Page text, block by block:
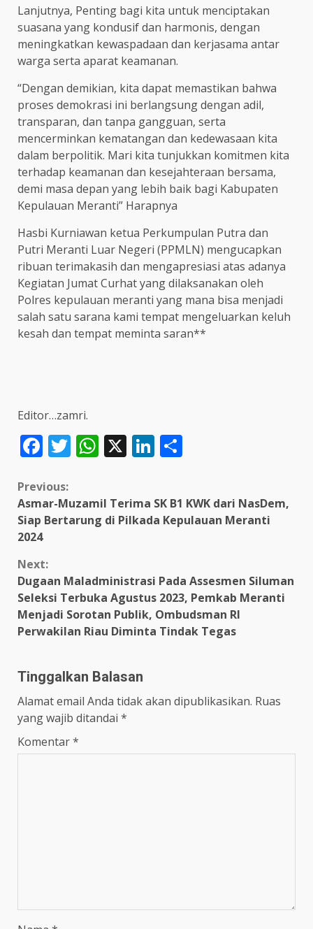
Lanjutnya, Penting bagi kita untuk menciptakan
suasana yang kondusif dan harmonis, dengan
meningkatkan kewaspadaan dan kerjasama antar
warga serta aparat keamanan.
“Dengan demikian, kita dapat memastikan bahwa
proses demokrasi ini berlangsung dengan adil,
transparan, dan tanpa gangguan, serta
mencerminkan kematangan dan kedewasaan kita
dalam berpolitik. Mari kita tunjukkan komitmen kita
terhadap keamanan dan kesejahteraan bersama,
demi masa depan yang lebih baik bagi Kabupaten
Kepulauan Meranti” Harapnya
Hasbi Kurniawan ketua Perkumpulan Putra dan
Putri Meranti Luar Negeri (PPMLN) mengucapkan
ribuan terimakasih dan mengapresiasi atas adanya
Kegiatan Jumat Curhat yang dilaksanakan oleh
Polres kepulauan meranti yang mana bisa menjadi
salah satu sarana kami tempat mengeluarkan keluh
kesah dan tempat meminta saran**
Editor…zamri.
Facebook
Twitter
WhatsApp
X LinkedIn
Continue
Reading
Previous:
Asmar-Muzamil Terima SK B1 KWK dari NasDem,
Siap Bertarung di Pilkada Kepulauan Meranti
2024
Next:
Dugaan Maladministrasi Pada Assesmen Siluman
Seleksi Terbuka Agustus 2023, Pemkab Meranti
Menjadi Sorotan Publik, Ombudsman RI
Perwakilan Riau Diminta Tindak Tegas
Tinggalkan Balasan
Alamat email Anda tidak akan dipublikasikan. Ruas
yang wajib ditandai *
Komentar*